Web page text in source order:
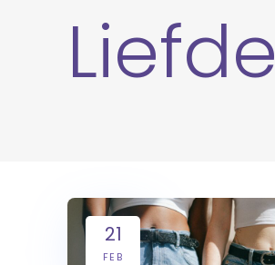
Liefde
21
FEB